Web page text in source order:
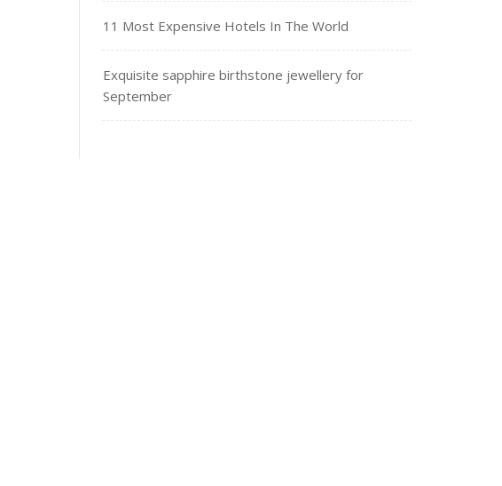
11 Most Expensive Hotels In The World
Exquisite sapphire birthstone jewellery for
September